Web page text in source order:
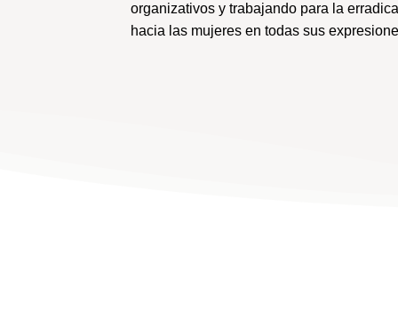
organizativos y trabajando para la
hacia las mujeres en todas sus